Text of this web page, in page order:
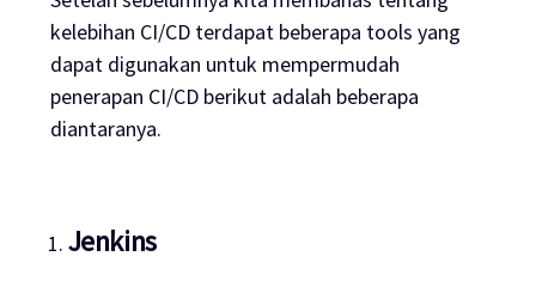
kelebihan CI/CD terdapat beberapa tools yang
dapat digunakan untuk mempermudah
penerapan CI/CD berikut adalah beberapa
diantaranya.
Jenkins